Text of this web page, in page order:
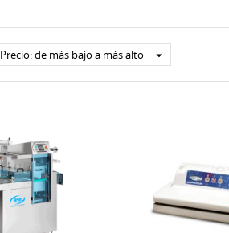
Precio: de más bajo a más alto 